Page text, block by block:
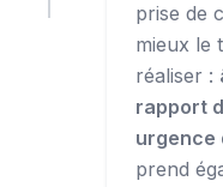
prise de
mieux le
réaliser :
rapport
urgence
prend